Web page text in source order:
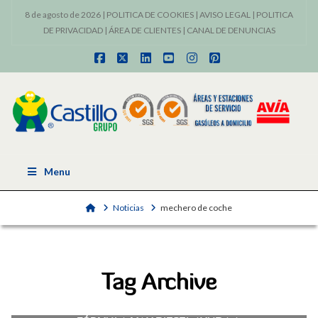
8 de agosto de 2026 | POLITICA DE COOKIES | AVISO LEGAL | POLITICA
DE PRIVACIDAD| ÁREA DE CLIENTES| CANAL DE DENUNCIAS
Facebook
X LinkedInYouTubeInstagram
Pinterest
Menu
HomeNoticias mechero de coche
Tag Archive